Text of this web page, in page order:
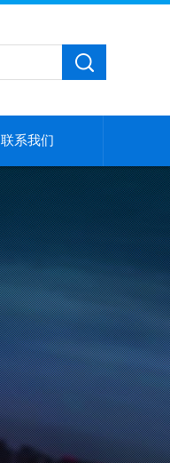
联系我们